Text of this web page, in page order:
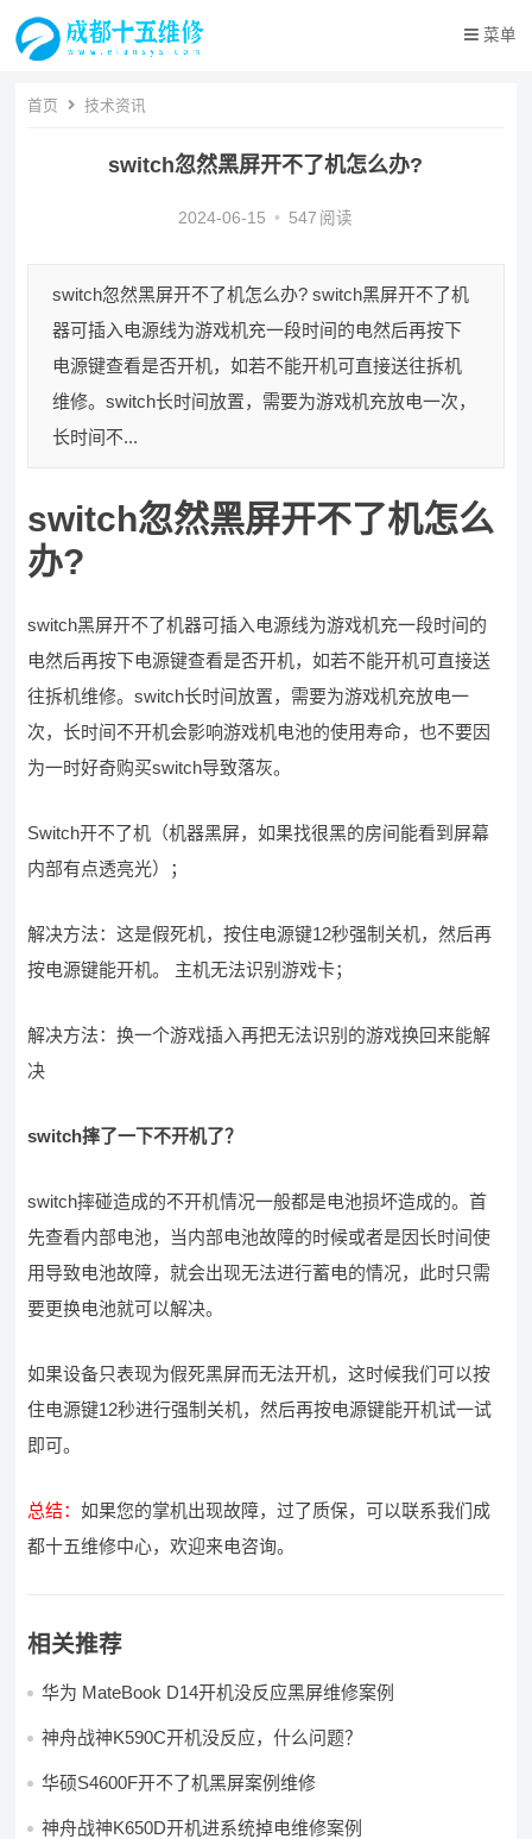
菜单
首页 技术资讯
switch忽然黑屏开不了机怎么办?
2024-06-15 • 547 阅读
switch忽然黑屏开不了机怎么办? switch黑屏开不了机
器可插入电源线为游戏机充一段时间的电然后再按下
电源键查看是否开机，如若不能开机可直接送往拆机
维修。switch长时间放置，需要为游戏机充放电一次，
长时间不...
switch忽然黑屏开不了机怎么
办?
switch黑屏开不了机器可插入电源线为游戏机充一段时间的
电然后再按下电源键查看是否开机，如若不能开机可直接送
往拆机维修。switch长时间放置，需要为游戏机充放电一
次，长时间不开机会影响游戏机电池的使用寿命，也不要因
为一时好奇购买switch导致落灰。
Switch开不了机（机器黑屏，如果找很黑的房间能看到屏幕
内部有点透亮光）；
解决方法：这是假死机，按住电源键12秒强制关机，然后再
按电源键能开机。 主机无法识别游戏卡；
解决方法：换一个游戏插入再把无法识别的游戏换回来能解
决
switch摔了一下不开机了？
switch摔碰造成的不开机情况一般都是电池损坏造成的。首
先查看内部电池，当内部电池故障的时候或者是因长时间使
用导致电池故障，就会出现无法进行蓄电的情况，此时只需
要更换电池就可以解决。
如果设备只表现为假死黑屏而无法开机，这时候我们可以按
住电源键12秒进行强制关机，然后再按电源键能开机试一试
即可。
总结：如果您的掌机出现故障，过了质保，可以联系我们成
都十五维修中心，欢迎来电咨询。
相关推荐
华为 MateBook D14开机没反应黑屏维修案例
神舟战神K590C开机没反应，什么问题？
华硕S4600F开不了机黑屏案例维修
神舟战神K650D开机进系统掉电维修案例